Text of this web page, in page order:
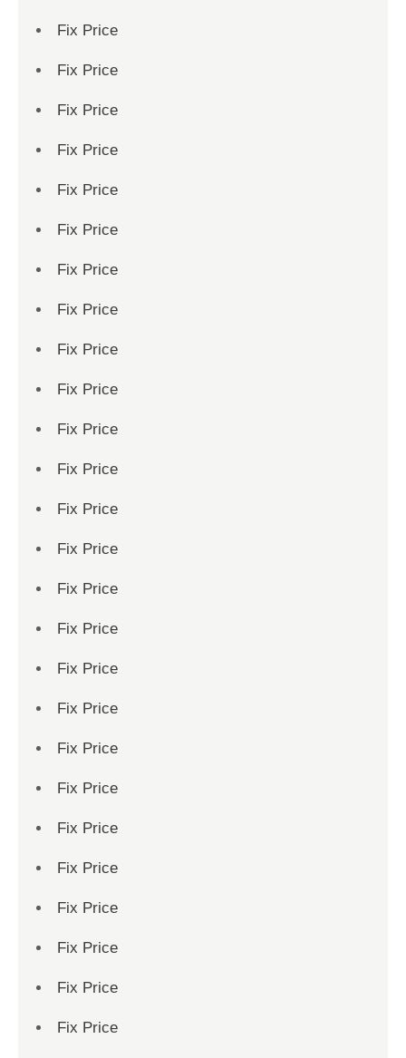
Fix Price
Fix Price
Fix Price
Fix Price
Fix Price
Fix Price
Fix Price
Fix Price
Fix Price
Fix Price
Fix Price
Fix Price
Fix Price
Fix Price
Fix Price
Fix Price
Fix Price
Fix Price
Fix Price
Fix Price
Fix Price
Fix Price
Fix Price
Fix Price
Fix Price
Fix Price